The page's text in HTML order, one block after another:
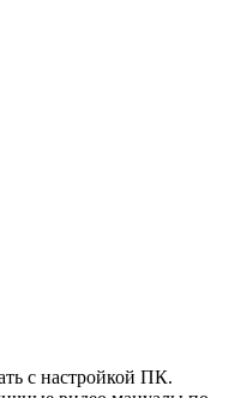
с настройкой ПК.